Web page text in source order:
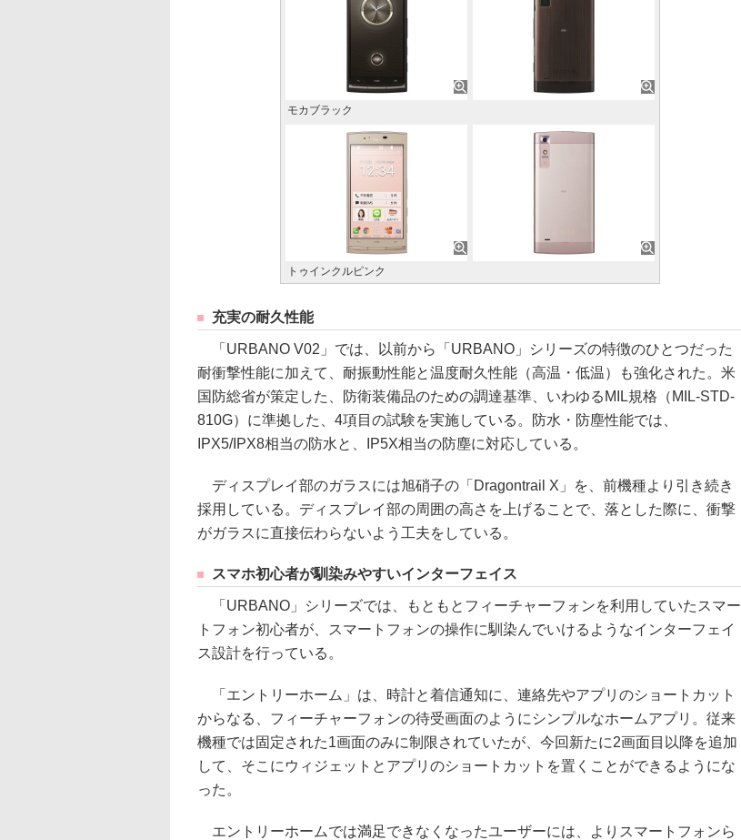
モカブラック
トゥインクルピンク
充実の耐久性能
「URBANO V02」では、以前から「URBANO」シリーズの特徴のひとつだった
耐衝撃性能に加えて、耐振動性能と温度耐久性能（高温・低温）も強化された。米
国防総省が策定した、防衛装備品のための調達基準、いわゆるMIL規格（MIL-STD-
810G）に準拠した、4項目の試験を実施している。防水・防塵性能では、
IPX5/IPX8相当の防水と、IP5X相当の防塵に対応している。
ディスプレイ部のガラスには旭硝子の「Dragontrail X」を、前機種より引き続き
採用している。ディスプレイ部の周囲の高さを上げることで、落とした際に、衝撃
がガラスに直接伝わらないよう工夫をしている。
スマホ初心者が馴染みやすいインターフェイス
「URBANO」シリーズでは、もともとフィーチャーフォンを利用していたスマー
トフォン初心者が、スマートフォンの操作に馴染んでいけるようなインターフェイ
ス設計を行っている。
「エントリーホーム」は、時計と着信通知に、連絡先やアプリのショートカット
からなる、フィーチャーフォンの待受画面のようにシンプルなホームアプリ。従来
機種では固定された1画面のみに制限されていたが、今回新たに2画面目以降を追加
して、そこにウィジェットとアプリのショートカットを置くことができるようにな
った。
エントリーホームでは満足できなくなったユーザーには、よりスマートフォンら